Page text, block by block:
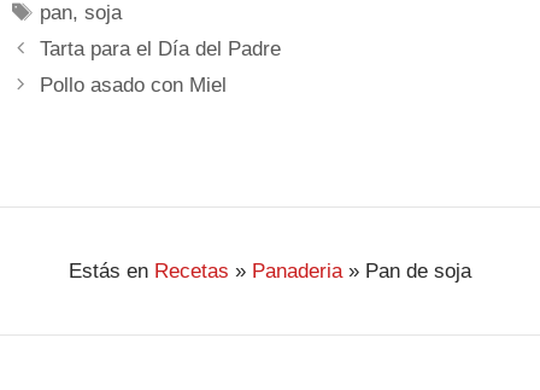
pan,soja
Tarta para el Día del Padre
Pollo asado con Miel
Estás en Recetas » Panaderia» Pan de soja